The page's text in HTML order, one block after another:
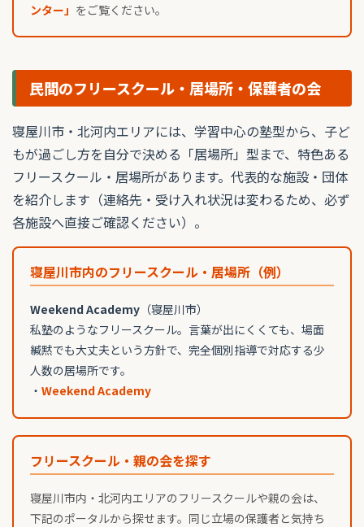
ンター」 をご覧ください。
民間のフリースクール・居場所・保護者の会
寝屋川市・北河内エリアには、学習中心の塾型から、子ど
もが過ごし方を自分で決める「居場所」型まで、特色ある
フリースクール・居場所があります。代表的な施設・団体
を紹介します（連絡先・受け入れ状況は変わるため、必ず
各施設へ直接ご確認ください）。
寝屋川市内のフリースクール・居場所（例）
Weekend Academy （寝屋川市）
私塾のようなフリースクール。言葉が出にくくても、場面
緘黙でも大丈夫という方針で、完全個別指導で対応する少
人数の居場所です。
・ Weekend Academy
フリースクール・親の会を探す
寝屋川市内・北河内エリアのフリースクールや親の会は、
下記のポータルから探せます。同じ立場の保護者と気持ち